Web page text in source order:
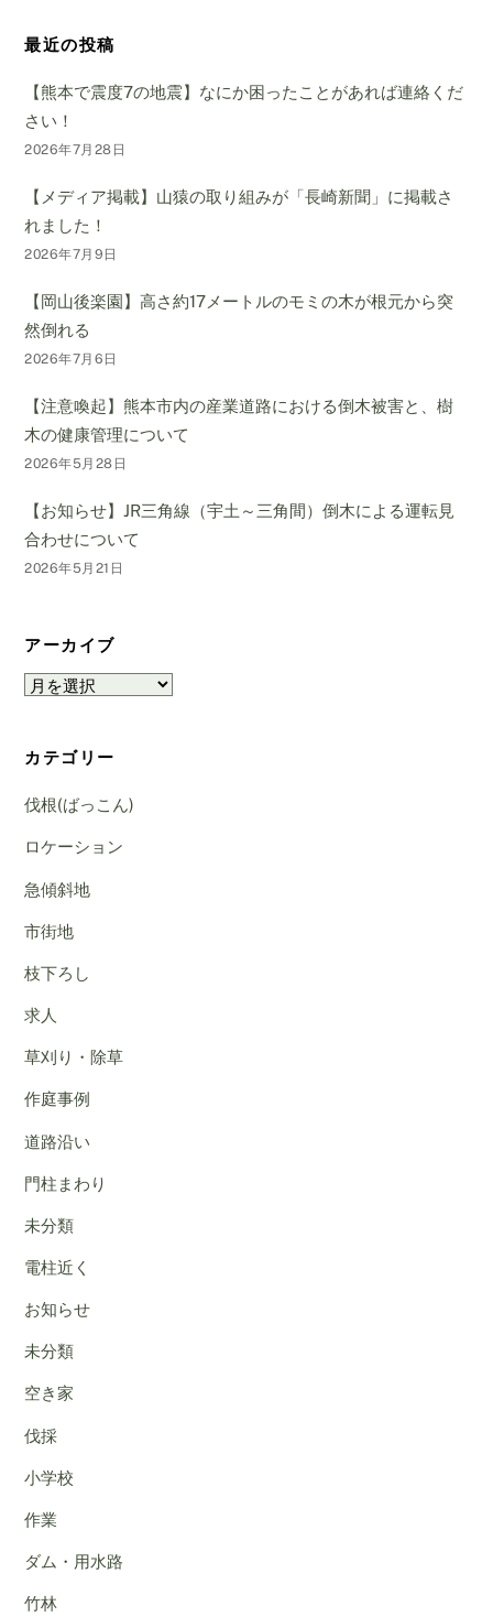
最近の投稿
【熊本で震度7の地震】なにか困ったことがあれば連絡くだ
さい！
2026年7月28日
【メディア掲載】山猿の取り組みが「長崎新聞」に掲載さ
れました！
2026年7月9日
【岡山後楽園】高さ約17メートルのモミの木が根元から突
然倒れる
2026年7月6日
【注意喚起】熊本市内の産業道路における倒木被害と、樹
木の健康管理について
2026年5月28日
【お知らせ】JR三角線（宇土～三角間）倒木による運転見
合わせについて
2026年5月21日
アーカイブ
ア
イ
ブ
カテゴリー
伐根(ばっこん)
ロケーション
急傾斜地
市街地
枝下ろし
求人
草刈り・除草
作庭事例
道路沿い
門柱まわり
未分類
電柱近く
お知らせ
未分類
空き家
伐採
小学校
作業
ダム・用水路
竹林